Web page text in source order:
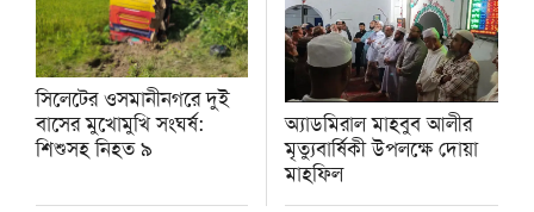
সিলেটের ওসমানীনগরে দুই
বাসের মুখোমুখি সংঘর্ষ:
শিশুসহ নিহত ৯
অ্যাডমিরাল মাহবুব আলীর
মৃত্যুবার্ষিকী উপলক্ষে দোয়া
মাহফিল